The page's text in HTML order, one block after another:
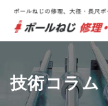
技術コラム